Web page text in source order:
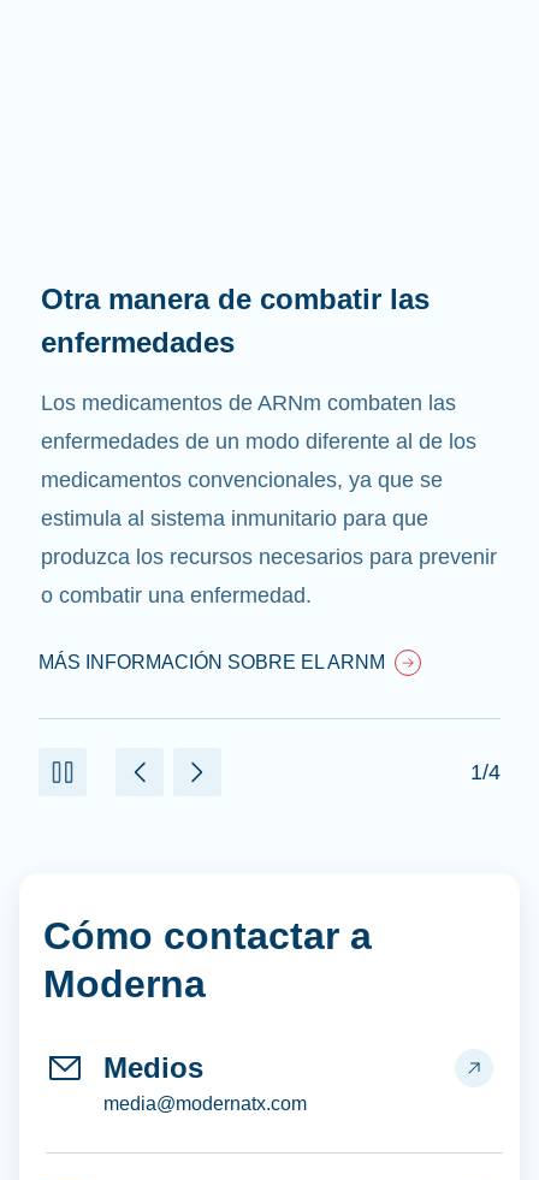
Otra manera de combatir las
enfermedades
Los medicamentos de ARNm combaten las
enfermedades de un modo diferente al de los
medicamentos convencionales, ya que se
estimula al sistema inmunitario para que
produzca los recursos necesarios para prevenir
o combatir una enfermedad.
MÁS INFORMACIÓN SOBRE EL ARNM
1/4
Cómo contactar a
Moderna
Medios
media@modernatx.com